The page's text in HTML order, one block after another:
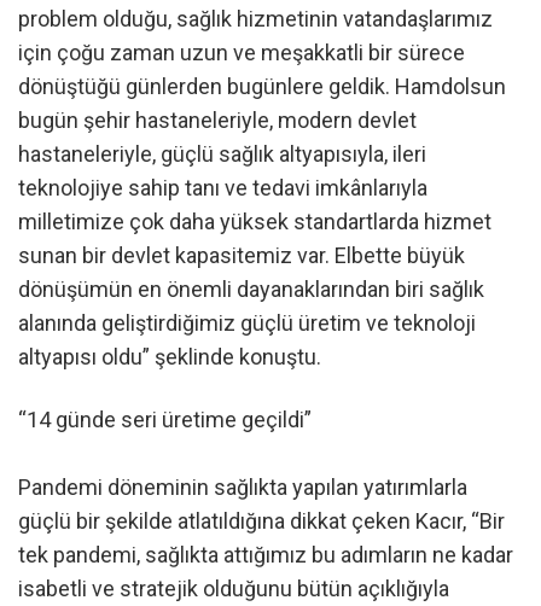
problem olduğu, sağlık hizmetinin vatandaşlarımız
için çoğu zaman uzun ve meşakkatli bir sürece
dönüştüğü günlerden bugünlere geldik. Hamdolsun
bugün şehir hastaneleriyle, modern devlet
hastaneleriyle, güçlü sağlık altyapısıyla, ileri
teknolojiye sahip tanı ve tedavi imkânlarıyla
milletimize çok daha yüksek standartlarda hizmet
sunan bir devlet kapasitemiz var. Elbette büyük
dönüşümün en önemli dayanaklarından biri sağlık
alanında geliştirdiğimiz güçlü üretim ve teknoloji
altyapısı oldu” şeklinde konuştu.
“14 günde seri üretime geçildi”
Pandemi döneminin sağlıkta yapılan yatırımlarla
güçlü bir şekilde atlatıldığına dikkat çeken Kacır, “Bir
tek pandemi, sağlıkta attığımız bu adımların ne kadar
isabetli ve stratejik olduğunu bütün açıklığıyla